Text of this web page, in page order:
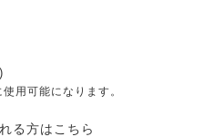
用可能になります。
る方はこちら